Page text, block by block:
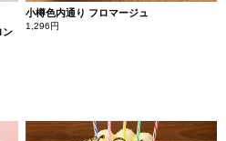
ン
小樽色内通り フロマージュ
1,296円